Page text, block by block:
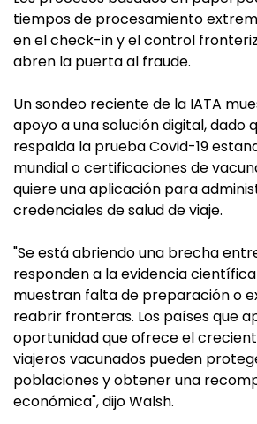
tiempos de procesamiento
en el check-in y el control
abren la puerta al fraude.
Un sondeo reciente de la IATA
apoyo a una solución digital, dado
respalda la prueba Covid-19
mundial o certificaciones de
quiere una aplicación para
credenciales de salud de viaje.
"Se está abriendo una brecha
responden a la evidencia
muestran falta de preparación o
reabrir fronteras. Los países que
oportunidad que ofrece el
viajeros vacunados pueden
poblaciones y obtener una
económica", dijo Walsh.